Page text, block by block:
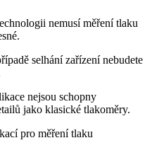
nemusí měření tlaku
selhání zařízení nebudete
nejsou schopny
jako klasické tlakoměry.